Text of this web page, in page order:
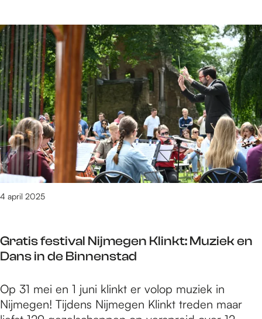
p
a
g
e
8
2
0
t
/
m
8
2
8
v
a
n
9
2
e
s
u
Gratis festival Nijmegen Klinkt: Muziek en
Dans in de Binnenstad
4 april 2025
G
r
Op 31 mei en 1 juni klinkt er volop muziek in
Nijmegen! Tijdens Nijmegen Klinkt treden maar